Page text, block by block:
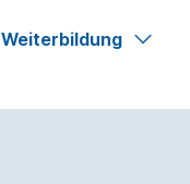
Weiterbildung